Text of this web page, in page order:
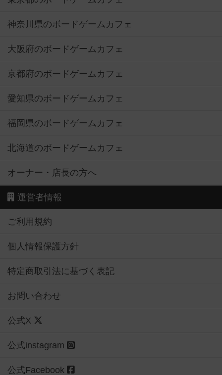
神奈川県のボードゲームカフェ
大阪府のボードゲームカフェ
京都府のボードゲームカフェ
愛知県のボードゲームカフェ
福岡県のボードゲームカフェ
北海道のボードゲームカフェ
オーナー・店長の方へ
運営者情報
ご利用規約
個人情報保護方針
特定商取引法に基づく表記
お問い合わせ
公式X
公式instagram
公式Facebook